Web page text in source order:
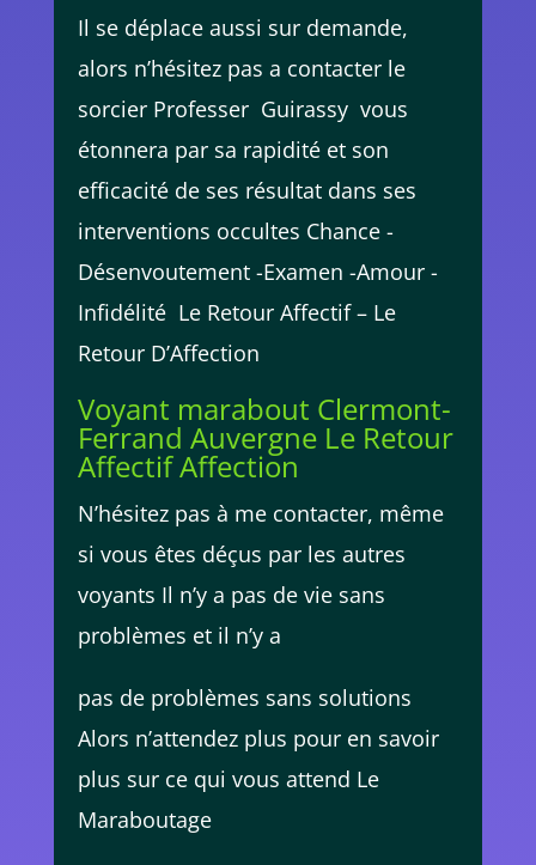
Il se déplace aussi sur demande,
alors n’hésitez pas a contacter le
sorcier Professer Guirassy vous
étonnera par sa rapidité et son
efficacité de ses résultat dans ses
interventions occultes Chance -
Désenvoutement -Examen -Amour -
Infidélité Le Retour Affectif – Le
Retour D’Affection
Voyant marabout Clermont-
Ferrand Auvergne Le Retour
Affectif Affection
N’hésitez pas à me contacter, même
si vous êtes déçus par les autres
voyants Il n’y a pas de vie sans
problèmes et il n’y a
pas de problèmes sans solutions
Alors n’attendez plus pour en savoir
plus sur ce qui vous attend Le
Maraboutage